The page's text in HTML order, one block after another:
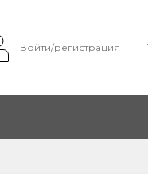
Войти/регистрация